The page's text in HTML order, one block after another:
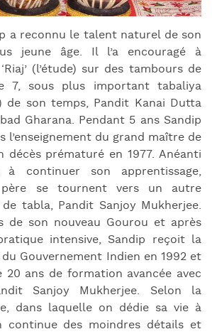
a reconnu le talent naturel de son
jeune âge. Il l’a encouragé à
(l’étude) sur des tambours de
7, sous plus important tabaliya
de son temps, Pandit Kanai Dutta
Gharana. Pendant 5 ans Sandip
l’enseignement du grand maître de
décès prématuré en 1977. Anéanti
à continuer son apprentissage,
se tournent vers un autre
tabla, Pandit Sanjoy Mukherjee.
de son nouveau Gourou et après
intensive, Sandip reçoit la
Gouvernement Indien en 1992 et
20 ans de formation avancée avec
Sanjoy Mukherjee. Selon la
dans laquelle on dédie sa vie à
continue des moindres détails et